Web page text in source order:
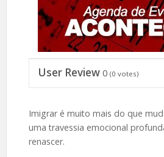
User Review 0 (0 votes)
Imigrar é muito mais do que
uma travessia emocional
renascer.